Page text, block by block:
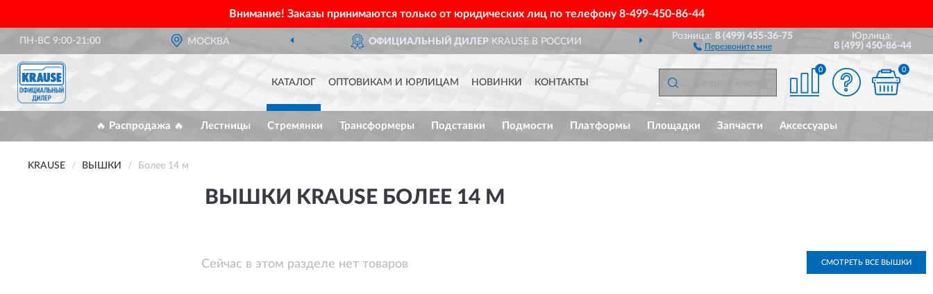
Внимание! Заказы принимаются только от юридических лиц по телефону8-499-450-86-44
ПН-ВС 9:00-21:00 МОСКВА ОФИЦИАЛЬНЫЙ ДИЛЕР KRAUSE В РОССИИ ДОСТАВИМ ПО ВСЕЙ РОССИИ
Розница:8 (499) 455-36-75
Перезвоните мне
Юрлица:
8 (499) 450-86-44
КАТАЛОГ ОПТОВИКАМ И ЮРЛИЦАМ НОВИНКИ КОНТАКТЫ
0 0
🔥 Распродажа 🔥 Лестницы Стремянки Трансформеры Подставки Подмости Платформы Площадки Запчасти Аксессуары
KRAUSE ВЫШКИ Более 14 м
ВЫШКИ KRAUSE БОЛЕЕ 14 М
Сейчас в этом разделе нет товаров СМОТРЕТЬ ВСЕ ВЫШКИ